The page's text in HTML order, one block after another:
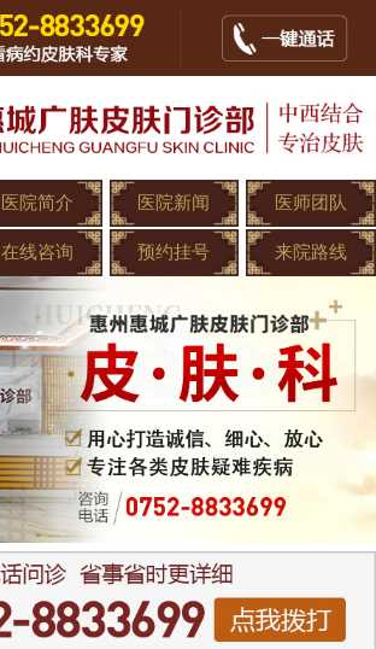
医院简介 医院新闻 医师团队
在线咨询 预约挂号 来院路线